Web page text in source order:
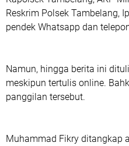
Reskrim Polsek Tambelang,
pendek Whatsapp dan
Namun, hingga berita ini
meskipun tertulis online.
panggilan tersebut.
Muhammad Fikry ditangkap